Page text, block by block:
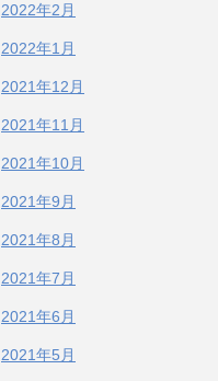
2022年2月
2022年1月
2021年12月
2021年11月
2021年10月
2021年9月
2021年8月
2021年7月
2021年6月
2021年5月